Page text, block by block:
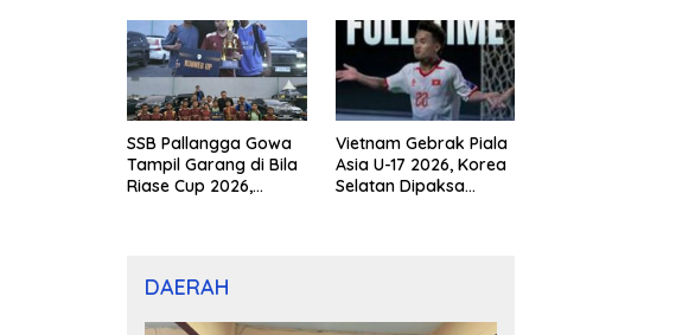
Kaltim 2026
Meriah
SSB Pallangga Gowa
Tampil Garang di Bila
Riase Cup 2026,
Vietnam Gebrak Piala
Asia U-17 2026, Korea
Selatan Dipaksa
DAERAH